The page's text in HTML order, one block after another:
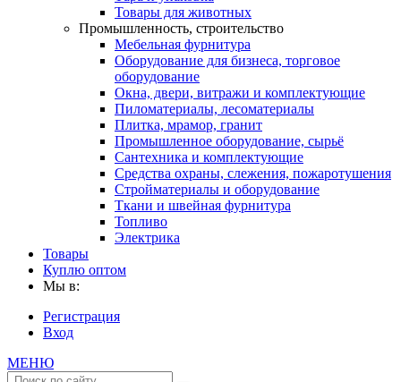
Товары для животных
Промышленность, строительство
Мебельная фурнитура
Оборудование для бизнеса, торговое
оборудование
Окна, двери, витражи и комплектующие
Пиломатериалы, лесоматериалы
Плитка, мрамор, гранит
Промышленное оборудование, сырьё
Сантехника и комплектующие
Средства охраны, слежения, пожаротушения
Стройматериалы и оборудование
Ткани и швейная фурнитура
Топливо
Электрика
Товары
Куплю оптом
Мы в:
Регистрация
Вход
МЕНЮ